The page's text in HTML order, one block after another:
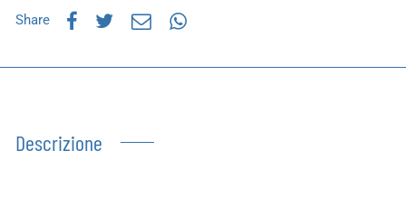
Share
Descrizione